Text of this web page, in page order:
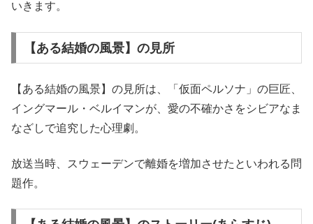
いきます。
【ある結婚の風景】の見所
【ある結婚の風景】の見所は、「仮面ペルソナ」の巨匠、
イングマール・ベルイマンが、愛の不確かさをシビアなま
なざしで追究した心理劇。
放送当時、スウェーデンで離婚を増加させたといわれる問
題作。